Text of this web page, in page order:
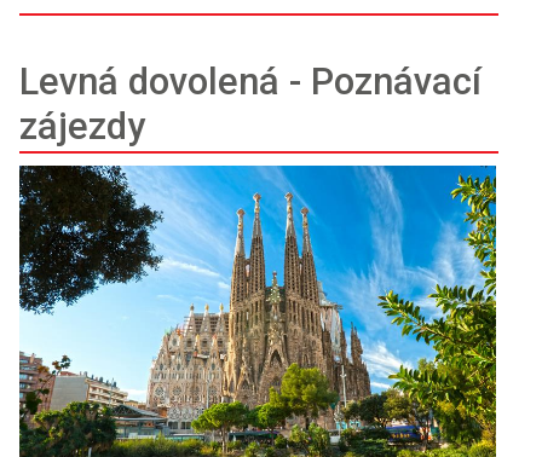
Levná dovolená - Poznávací
zájezdy